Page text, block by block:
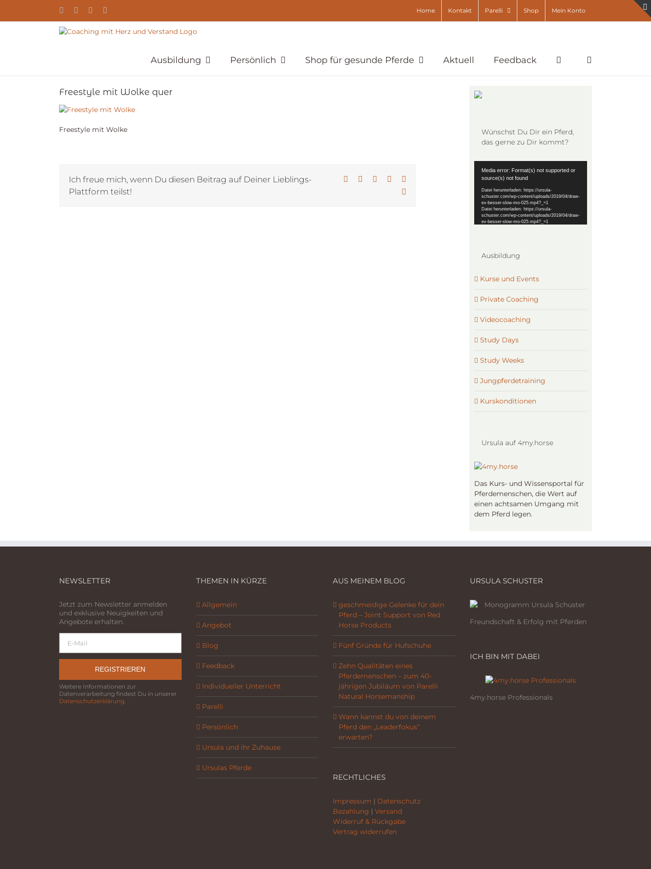
springen
YouTubeFacebookInstagram Home Kontakt Parelli Shop Mein Konto
Ausbildung Persönlich Shop für gesunde Pferde Aktuell Feedback
Freestyle mit Wolke quer
Freestyle mit Wolke
Ich freue mich, wenn Du diesen Beitrag auf Deiner Lieblings-
Plattform teilst!
Facebook LinkedInWhatsApp
Wünschst Du Dir ein Pferd,
das gerne zu Dir kommt?
Player
Media error: Format(s) not supported or
source(s) not found
Datei herunterladen: https://ursula-
schuster.com/wp-content/uploads/2019/04/draw-
ev-besser-slow-mo-025.mp4?_=1
Datei herunterladen: https://ursula-
schuster.com/wp-content/uploads/2019/04/draw-
ev-besser-slow-mo-025.mp4?_=1
Ausbildung
Kurse und Events
Private Coaching
Videocoaching
Study Days
Study Weeks
Jungpferdetraining
Kurskonditionen
Ursula auf 4my.horse
Das Kurs- und Wissensportal für
Pferdemenschen, die Wert auf
einen achtsamen Umgang mit
dem Pferd legen.
NEWSLETTER
Jetzt zum Newsletter anmelden
und exklusive Neuigkeiten und
Angebote erhalten.
REGISTRIEREN
Weitere Informationen zur
Datenverarbeitung findest Du in unserer
Datenschutzerklärung
THEMEN IN KÜRZE
Allgemein
Angebot
Blog
Feedback
Individueller Unterricht
Parelli
Persönlich
Ursula und ihr Zuhause
Ursulas Pferde
AUS MEINEM BLOG
geschmeidige Gelenke für dein
Pferd – Joint Support von Red
Horse Products
Fünf Gründe für Hufschuhe
Zehn Qualitäten eines
Pferdemenschen – zum 40-
jährigen Jubiläum von Parelli
Natural Horsemanship
Wann kannst du von deinem
Pferd den „Leaderfokus“
erwarten?
RECHTLICHES
Impressum | Datenschutz
Bezahlung | Versand
Widerruf & Rückgabe
Vertrag widerrufen
URSULA SCHUSTER
Freundschaft & Erfolg mit Pferden
ICH BIN MIT DABEI
4my.horse Professionals